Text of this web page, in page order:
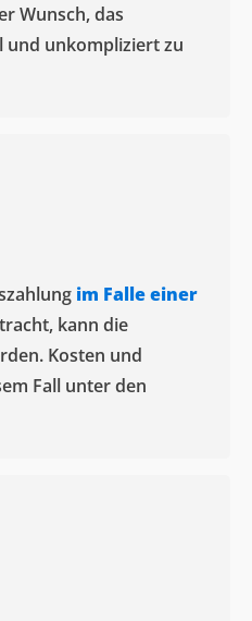
Wunsch, das
und unkompliziert zu
im Falle einer
kann die
Kosten und
Fall unter den